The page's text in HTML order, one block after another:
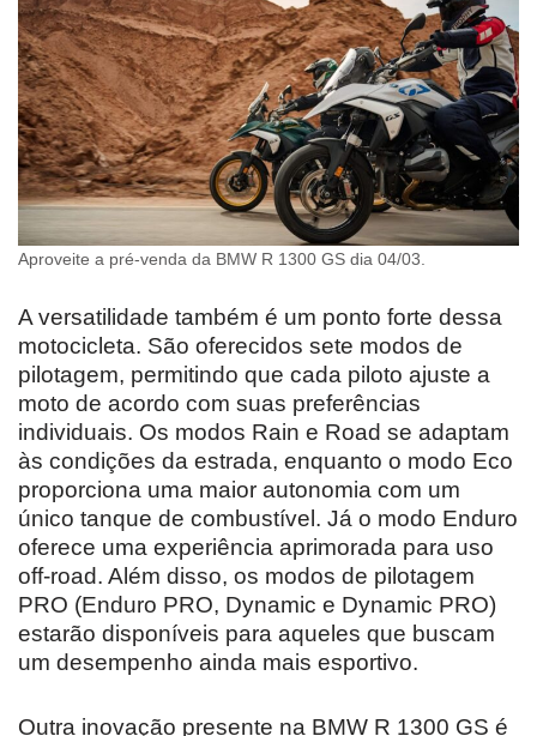
Aproveite a pré-venda da BMW R 1300 GS dia 04/03.
A versatilidade também é um ponto forte dessa
motocicleta. São oferecidos sete modos de
pilotagem, permitindo que cada piloto ajuste a
moto de acordo com suas preferências
individuais. Os modos Rain e Road se adaptam
às condições da estrada, enquanto o modo Eco
proporciona uma maior autonomia com um
único tanque de combustível. Já o modo Enduro
oferece uma experiência aprimorada para uso
off-road. Além disso, os modos de pilotagem
PRO (Enduro PRO, Dynamic e Dynamic PRO)
estarão disponíveis para aqueles que buscam
um desempenho ainda mais esportivo.
Outra inovação presente na BMW R 1300 GS é